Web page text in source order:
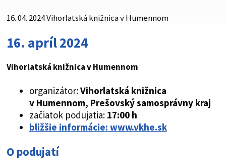
16. 04. 2024 Vihorlatská knižnica v Humennom
16. apríl 2024
Vihorlatská knižnica v Humennom
organizátor:Vihorlatská knižnica
v Humennom, Prešovský samosprávny kraj
začiatok podujatia: 17:00 h
bližšie informácie: www.vkhe.sk
O podujatí